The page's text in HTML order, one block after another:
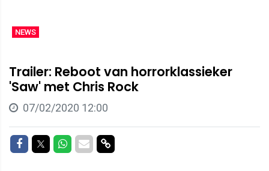
NEWS
Trailer: Reboot van horrorklassieker
'Saw' met Chris Rock
07/02/2020 12:00
Delen op Facebook
Delen op Twitter
Delen op Whatsapp
Delen via Mail
Delen via link